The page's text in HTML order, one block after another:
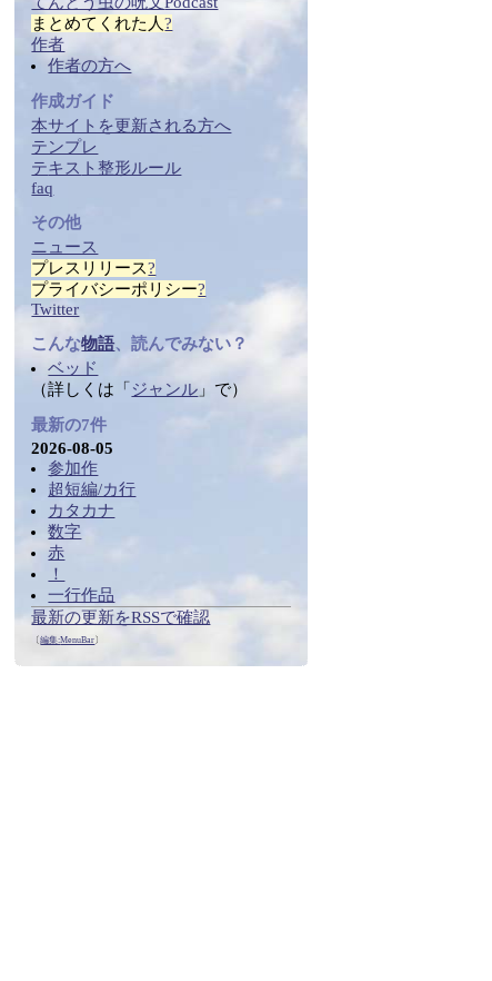
まとめてくれた人?
作者
作者の方へ
作成ガイド
本サイトを更新される方へ
テンプレ
テキス ト整形ルール
faq
その他
ニュース
プレスリリース?
プライバシーポリシー?
Twitter
こんな物語、読んでみない？
ベッド
（詳しくは「 ジャンル 」で）
最新の7件
2026-08-05
参加作
超短編/カ行
カタカナ
数字
赤
！
一行作品
最新の更新をRSSで確認
〔編集:MenuBar〕